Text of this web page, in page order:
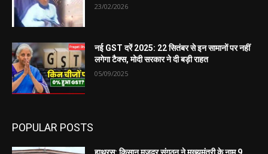
23/02/2026
नई GST दरें 2025: 22 सितंबर से इन सामानों पर नहीं
लगेगा टैक्स, मोदी सरकार ने दी बड़ी राहत
05/09/2025
POPULAR POSTS
हाथरस: किसान मजदूर संगठन ने मुख्यमंत्री के नाम 9